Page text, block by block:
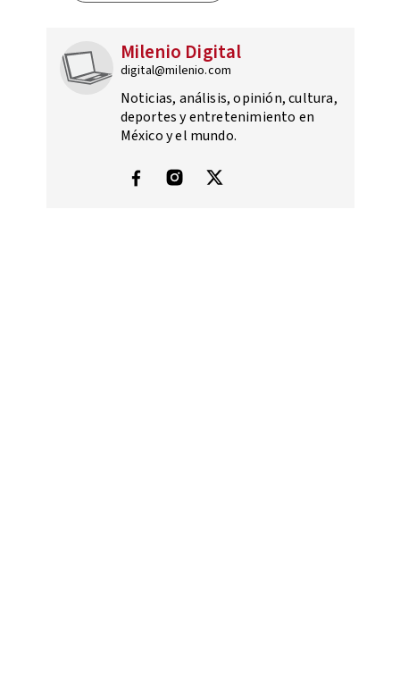
Milenio Digital
digital@milenio.com
Noticias, análisis, opinión, cultura,
deportes y entretenimiento en
México y el mundo.